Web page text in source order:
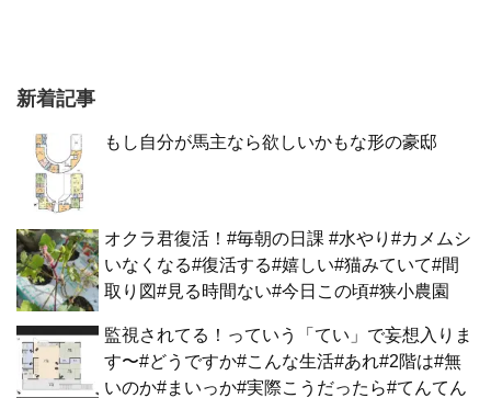
新着記事
もし自分が馬主なら欲しいかもな形の豪邸
オクラ君復活！#毎朝の日課 #水やり#カメムシ
いなくなる#復活する#嬉しい#猫みていて#間
取り図#見る時間ない#今日この頃#狭小農園
監視されてる！っていう「てい」で妄想入りま
す〜#どうですか#こんな生活#あれ#2階は#無
いのか#まいっか#実際こうだったら#てんてん